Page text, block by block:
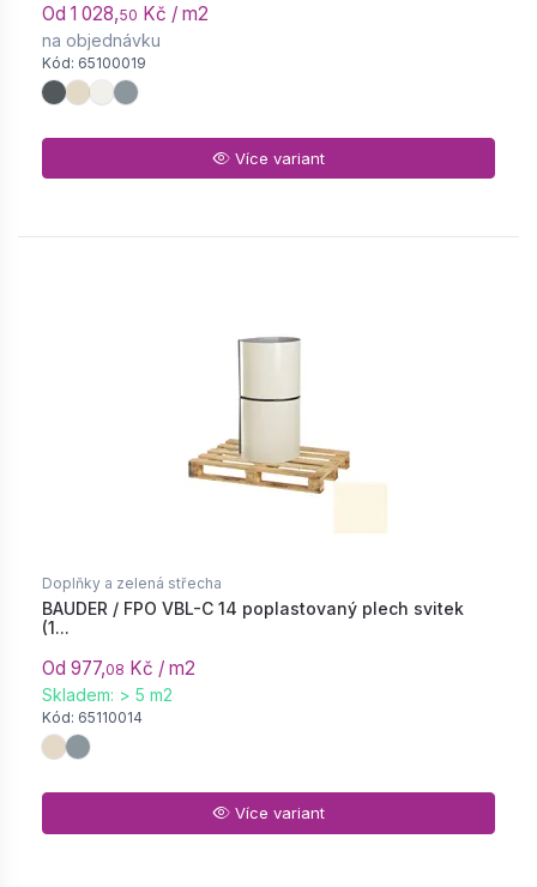
Od 1 028,50 Kč / m2
na objednávku
Kód: 65100019
Více variant
Doplňky a zelená střecha
BAUDER / FPO VBL-C 14 poplastovaný plech svitek
(1...
Od 977,08 Kč / m2
Skladem: > 5 m2
Kód: 65110014
Více variant